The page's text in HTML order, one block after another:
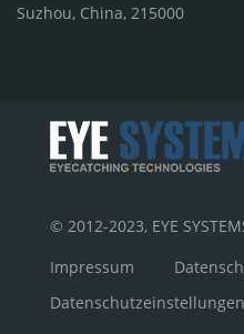
Suzhou, China, 215000
© 2012-2023, EYE
Impressum
Datenschutzeinstellungen